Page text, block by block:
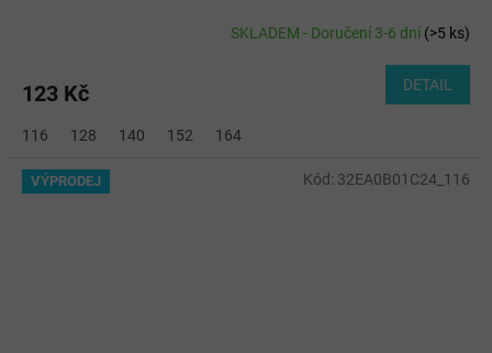
SKLADEM - Doručení 3-6 dní(>5 ks)
123 Kč DETAIL
116 128 140 152 164
VÝPRODEJ Kód: 32EA0B01C24_116